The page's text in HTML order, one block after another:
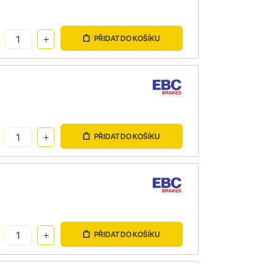
PŘIDAT DO KOŠÍKU
PŘIDAT DO KOŠÍKU
PŘIDAT DO KOŠÍKU